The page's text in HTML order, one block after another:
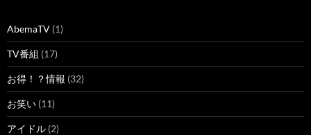
AbemaTV (1)
TV番組 (17)
お得！？情報 (32)
お笑い (11)
アイドル (2)